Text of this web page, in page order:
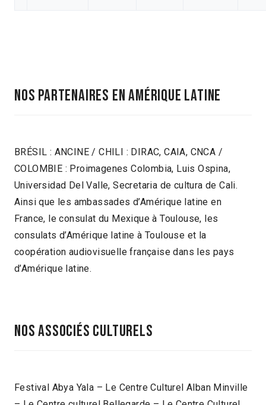
NOS PARTENAIRES EN AMÉRIQUE LATINE
BRÉSIL : ANCINE / CHILI : DIRAC, CAIA, CNCA /
COLOMBIE : Proimagenes Colombia, Luis Ospina,
Universidad Del Valle, Secretaria de cultura de Cali.
Ainsi que les ambassades d’Amérique latine en
France, le consulat du Mexique à Toulouse, les
consulats d’Amérique latine à Toulouse et la
coopération audiovisuelle française dans les pays
d’Amérique latine.
NOS ASSOCIÉS CULTURELS
Festival Abya Yala – Le Centre Culturel Alban Minville